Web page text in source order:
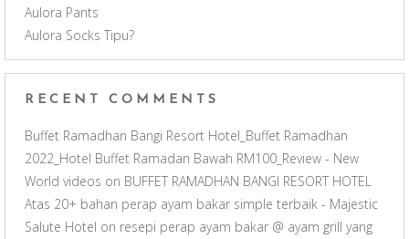
e
Aulora Pants
Aulora Socks Tipu?
RECENT COMMENTS
Buffet Ramadhan Bangi Resort Hotel_Buffet Ramadhan
2022_Hotel Buffet Ramadan Bawah RM100_Review - New
World videos on BUFFET RAMADHAN BANGI RESORT HOTEL
Atas 20+ bahan perap ayam bakar simple terbaik - Majestic
Salute Hotel on resepi perap ayam bakar @ ayam grill yang